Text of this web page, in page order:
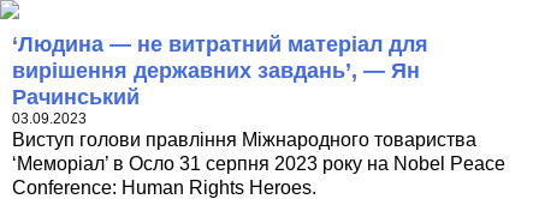
‘Людина — не витратний матеріал для
вирішення державних завдань’, — Ян
Рачинський
03.09.2023
Виступ голови правління Міжнародного товариства
‘Меморіал’ в Осло 31 серпня 2023 року на Nobel Peace
Conference: Human Rights Heroes.